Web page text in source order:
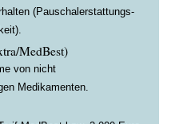
(Pauschalerstattungs-
MedBest)
von nicht
Medikamenten.